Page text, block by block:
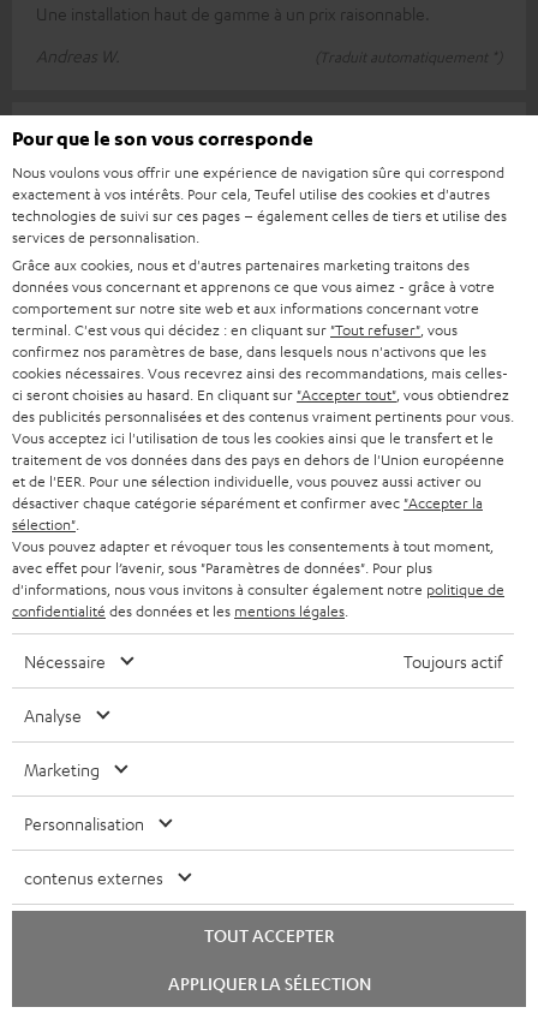
Une installation haut de gamme à un prix raisonnable.
Andreas W.
(Traduit automatiquement *)
Qualité sonore supérieure
A recommander à tous ceux qui cherchent une installation
pour un home cinéma et/ou qui veulent écouter de la musique
avec une qualité maxima
Lire l’évaluation complète
Henrik H.
(Traduit automatiquement *)
Un son de qualité
L'installation fonctionne à merveille. Le son et les basses sont
exactement ce que j'avais imaginé. J'ai eu un retour. Le
traitement a été r
Lire l’évaluation complète
Stefan F.
(Traduit automatiquement *)
24/12/2025
Un son cinéma dans le salon
raccordement a été un jeu d'enfant, grâce au guide rapide très
bien décrit. Le
Lire l’évaluation complète
Carsten K.
(Traduit automatiquement *)
11/12/2025
traduit automatiquement par
VOIR PLUS
chat
Pour que le son vous corresponde
Nous voulons vous offrir une expérience de navigation sûre qui correspond
exactement à vos intérêts. Pour cela, Teufel utilise des cookies et d'autres
technologies de suivi sur ces pages – également celles de tiers et utilise des
services de personnalisation.
Grâce aux cookies, nous et d'autres partenaires marketing traitons des
données vous concernant et apprenons ce que vous aimez - grâce à votre
comportement sur notre site web et aux informations concernant votre
terminal. C'est vous qui décidez : en cliquant sur "Tout refuser" , vous
confirmez nos paramètres de base, dans lesquels nous n'activons que les
cookies nécessaires. Vous recevrez ainsi des recommandations, mais celles-
ci seront choisies au hasard. En cliquant sur "Accepter tout" , vous obtiendrez
des publicités personnalisées et des contenus vraiment pertinents pour vous.
Vous acceptez ici l'utilisation de tous les cookies ainsi que le transfert et le
traitement de vos données dans des pays en dehors de l'Union européenne
et de l'EER. Pour une sélection individuelle, vous pouvez aussi activer ou
désactiver chaque catégorie séparément et confirmer avec "Accepter la
sélection"
Vous pouvez adapter et révoquer tous les consentements à tout moment,
avec effet pour l’avenir, sous "Paramètres de données". Pour plus
d'informations, nous vous invitons à consulter également notre politique de
confidentialité des données et les mentions légales
Nécessaire Toujours actif
Analyse
Marketing
Personnalisation
contenus externes
TOUT ACCEPTER
APPLIQUER LA SÉLECTION